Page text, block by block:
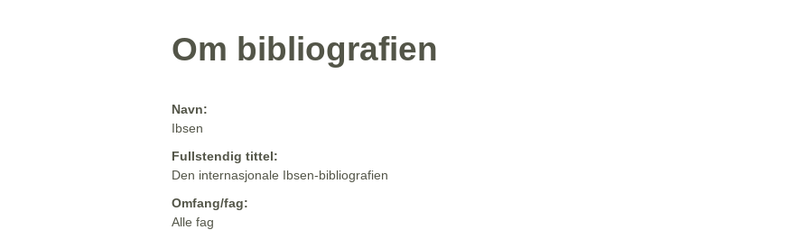
Om bibliografien
Navn:
Ibsen
Fullstendig tittel:
Den internasjonale Ibsen-bibliografien
Omfang/fag:
Alle fag